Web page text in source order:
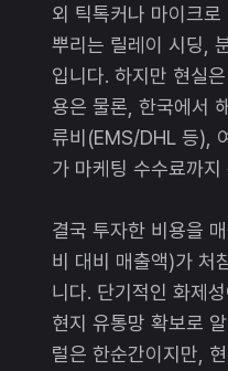
외 틱톡커나 마이크
뿌리는 릴레이 시딩,
입니다. 하지만 현실
용은 물론, 한국에서
류비(EMS/DHL 등),
가 마케팅 수수료까지
결국 투자한 비용을
비 대비 매출액)가 처
니다. 단기적인 화제
현지 유통망 확보로
럴은 한순간이지만,